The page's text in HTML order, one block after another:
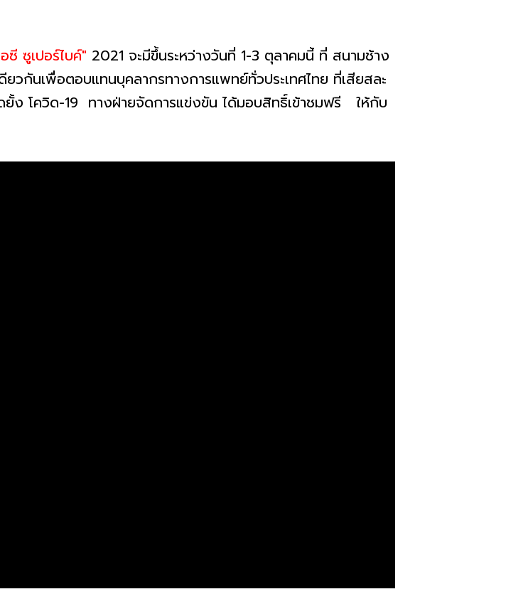
ซี ซูเปอร์ไบค์" 2021 จะมีขึ้นระหว่างวันที่ 1-3 ตุลาคมนี้ ที่ สนามช้าง
กันเพื่อตอบแทนบุคลากรทางการแพทย์ทั่วประเทศไทย ที่เสียสละ
ง โควิด-19 ทางฝ่ายจัดการแข่งขัน ได้มอบสิทธิ์เข้าชมฟรี ให้กับ